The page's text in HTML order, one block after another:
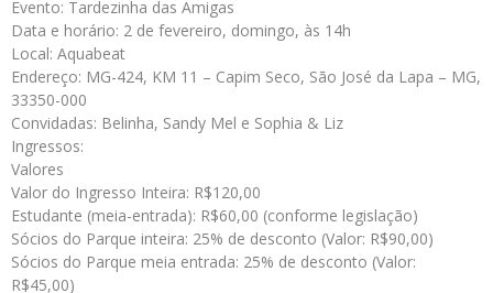
Evento: Tardezinha das Amigas
Data e horário: 2 de fevereiro, domingo, às 14h
Local: Aquabeat
Endereço: MG-424, KM 11 – Capim Seco, São José da Lapa – MG,
33350-000
Convidadas: Belinha, Sandy Mel e Sophia & Liz
Ingressos:
Valores
Valor do Ingresso Inteira: R$120,00
Estudante (meia-entrada): R$60,00 (conforme legislação)
Sócios do Parque inteira: 25% de desconto (Valor: R$90,00)
Sócios do Parque meia entrada: 25% de desconto (Valor:
R$45,00)